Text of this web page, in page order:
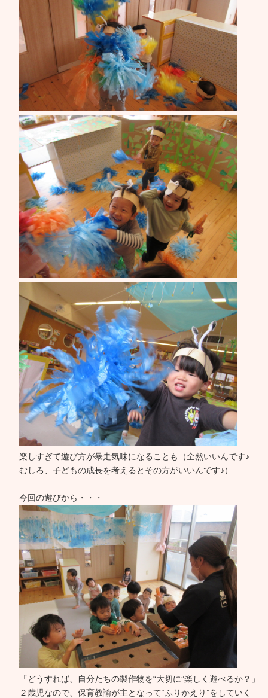
楽しすぎて遊び方が暴走気味になることも（全然いいんです♪
むしろ、子どもの成長を考えるとその方がいいんです♪）
今回の遊びから・・・
「どうすれば、自分たちの製作物を“大切に”楽しく遊べるか？」
２歳児なので、保育教諭が主となって“ふりかえり”をしていく